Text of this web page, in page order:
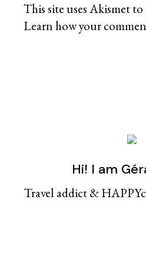
This site uses Akismet to
Learn how your
Hi! I am
Travel addict &